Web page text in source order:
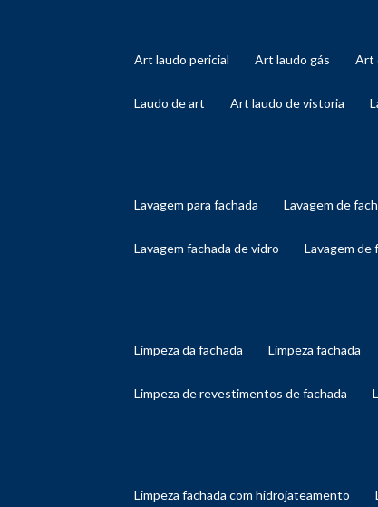
art laudo pericial art laudo gás
laudo de art art laudo de vistoria
lavagem para fachada lavagem de
lavagem fachada de vidro lavagem de
limpeza da fachada limpeza fachada
limpeza de revestimentos de fachada
limpeza fachada com hidrojateamento